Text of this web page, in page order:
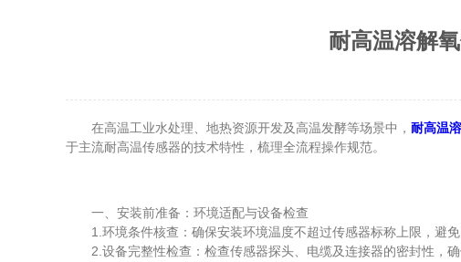
耐高温溶解
在高温工业水处理、地热资源开发及高温发酵等场景中， 耐高温
于主流耐高温传感器的技术特性，梳理全流程操作规范。
一、安装前准备：环境适配与设备检查
1.环境条件核查：确保安装环境温度不超过传感器标称上限，避免
2.设备完整性检查：检查传感器探头、电缆及连接器的密封性，确